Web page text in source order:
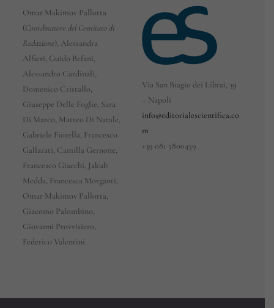
Omar Makimov Pallotta
(Coordinatore del Comitato di
Redazione), Alessandra
Alfieri, Guido Befani,
Alessandro Cardinali,
Domenico Cristallo,
Giuseppe Delle Foglie, Sara
Di Marco, Matteo Di Natale,
Gabriele Fiorella, Francesco
Gallarati, Camilla Gernone,
Francesco Giacchi, Jakub
Medda, Francesca Morganti,
Omar Makimov Pallotta,
Giacomo Palombino,
Giovanni Provvisiero,
Federico Valentini
Via San Biagio dei Librai, 39
– Napoli
info@editorialescientifica.co
m
+39 081 5800459